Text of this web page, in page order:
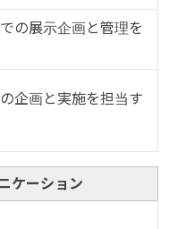
の展示企画と管理を
企画と実施を担当す
ケーション